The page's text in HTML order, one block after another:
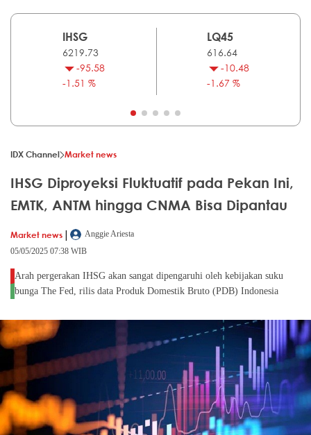
IHSG
6219.73
-95.58
-1.51 %
LQ45
616.64
-10.48
-1.67 %
IDX Channel Market news
IHSG Diproyeksi Fluktuatif pada Pekan Ini,
EMTK, ANTM hingga CNMA Bisa Dipantau
Market news |
Anggie Ariesta
05/05/2025 07:38 WIB
Arah pergerakan IHSG akan sangat dipengaruhi oleh kebijakan suku
bunga The Fed, rilis data Produk Domestik Bruto (PDB) Indonesia